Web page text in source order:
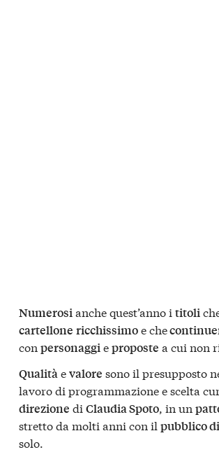
Numerosianche quest’anno i titoli
cartellone ricchissimoe che
con personaggieproposte a cui non
Qualitàevalore sono il presupposto
lavoro di programmazione e scelta
direzione di Claudia Spoto, in un
stretto da molti anni con il pubblico
solo.